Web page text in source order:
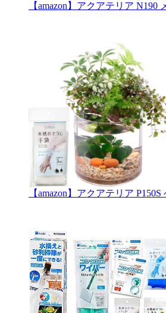
【amazon】アクアテリア
【amazon】アクアテリア